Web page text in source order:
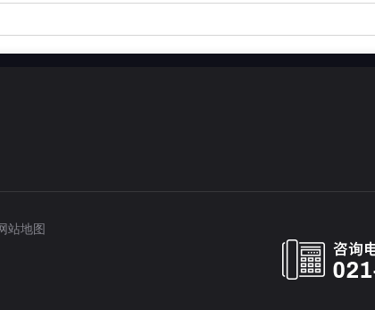
站地图